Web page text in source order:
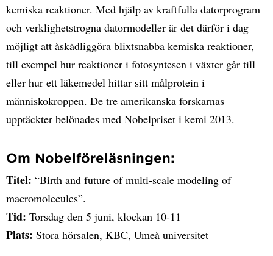
kemiska reaktioner. Med hjälp av kraftfulla datorprogram
och verklighetstrogna datormodeller är det därför i dag
möjligt att åskådliggöra blixtsnabba kemiska reaktioner,
till exempel hur reaktioner i fotosyntesen i växter går till
eller hur ett läkemedel hittar sitt målprotein i
människokroppen. De tre amerikanska forskarnas
upptäckter belönades med Nobelpriset i kemi 2013.
Om Nobelföreläsningen:
Titel: “Birth and future of multi-scale modeling of
macromolecules”.
Tid: Torsdag den 5 juni, klockan 10-11
Plats: Stora hörsalen, KBC, Umeå universitet